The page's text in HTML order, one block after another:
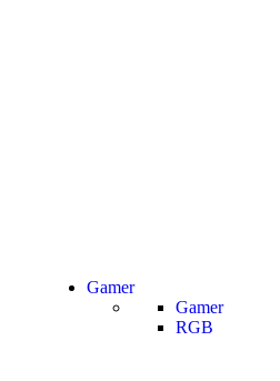
Gamer
Gamer
RGB